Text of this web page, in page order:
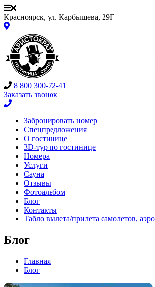
Красноярск, ул. Карбышева, 29Г
8 800 300-72-41
Заказать звонок
Забронировать номер
Спецпредложения
О гостинице
3D-тур по гостинице
Номера
Услуги
Сауна
Отзывы
Фотоальбом
Блог
Контакты
Табло вылета/прилета самолетов,
Блог
Главная
Блог